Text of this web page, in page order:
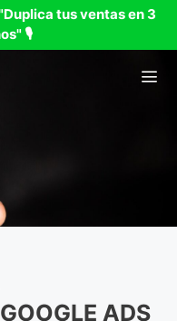
tus ventas en 3
🎙
ADS